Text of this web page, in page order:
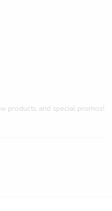
products and special promos!